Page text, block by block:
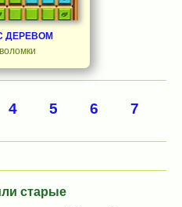
ДЕРЕВОМ
4 5 6 7
старые